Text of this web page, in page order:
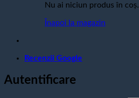
Nu ai niciun produs în coș.
Înapoi la magazin
Recenzii Google
Autentificare